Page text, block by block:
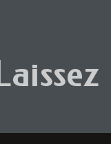
Laissez